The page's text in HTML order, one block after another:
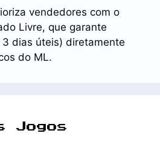
vendedores com o
Livre, que garante
dias úteis) diretamente
do ML.
Jogos